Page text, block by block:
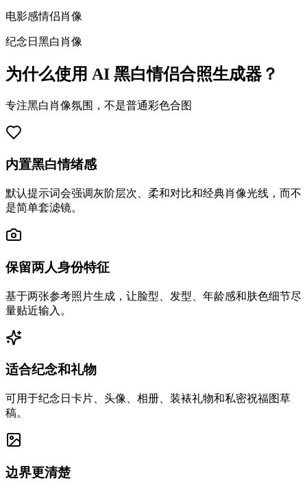
电影感情侣肖像
纪念日黑白肖像
为什么使用 AI 黑白情侣合照生成器？
专注黑白肖像氛围，不是普通彩色合图
内置黑白情绪感
默认提示词会强调灰阶层次、柔和对比和经典肖像光线，而不
是简单套滤镜。
保留两人身份特征
基于两张参考照片生成，让脸型、发型、年龄感和肤色细节尽
量贴近输入。
适合纪念和礼物
可用于纪念日卡片、头像、相册、装裱礼物和私密祝福图草
稿。
边界更清楚